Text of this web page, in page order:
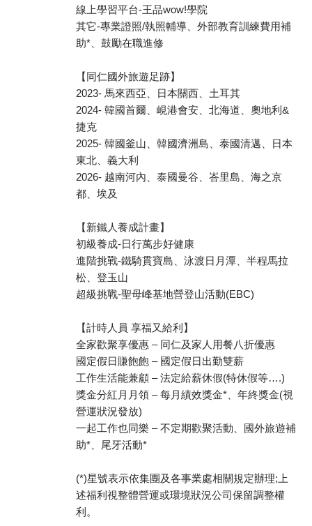
線上學習平台-王品wow!學院
其它-專業證照/執照輔導、外部教育訓練費用補
助*、鼓勵在職進修
【同仁國外旅遊足跡】
2023- 馬來西亞、日本關西、土耳其
2024- 韓國首爾、峴港會安、北海道、奧地利&
捷克
2025- 韓國釜山、韓國濟洲島、泰國清邁、日本
東北、義大利
2026- 越南河內、泰國曼谷、峇里島、海之京
都、埃及
【新鐵人養成計畫】
初級養成-日行萬步好健康
進階挑戰-鐵騎貫寶島、泳渡日月潭、半程馬拉
松、登玉山
超級挑戰-聖母峰基地營登山活動(EBC)
【計時人員 享福又給利】
全家歡聚享優惠 – 同仁及家人用餐八折優惠
國定假日賺飽飽 – 國定假日出勤雙薪
工作生活能兼顧 – 法定給薪休假(特休假等….)
獎金分紅月月領 – 每月績效獎金*、年終獎金(視
營運狀況發放)
一起工作也同樂 – 不定期歡聚活動、國外旅遊補
助*、尾牙活動*
(*)星號表示依集團及各事業處相關規定辦理;上
述福利視整體營運或環境狀況公司保留調整權
利。